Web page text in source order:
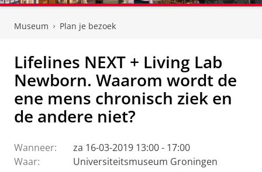
Museum Plan je bezoek
Lifelines NEXT + Living Lab
Newborn. Waarom wordt de
ene mens chronisch ziek en
de andere niet?
Wanneer:
za 16-03-2019 13:00 - 17:00
Waar:
Universiteitsmuseum Groningen